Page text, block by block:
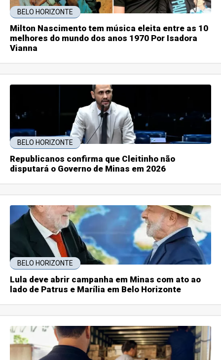
BELO HORIZONTE
Milton Nascimento tem música eleita entre as 10
melhores do mundo dos anos 1970 Por Isadora
Vianna
BELO HORIZONTE
Republicanos confirma que Cleitinho não
disputará o Governo de Minas em 2026
BELO HORIZONTE
Lula deve abrir campanha em Minas com ato ao
lado de Patrus e Marília em Belo Horizonte